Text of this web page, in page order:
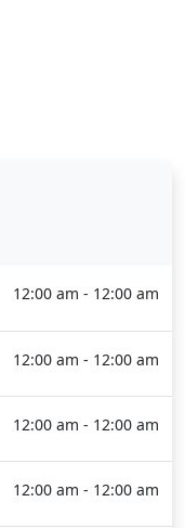
12:00 am - 12:00 am
12:00 am - 12:00 am
12:00 am - 12:00 am
12:00 am - 12:00 am